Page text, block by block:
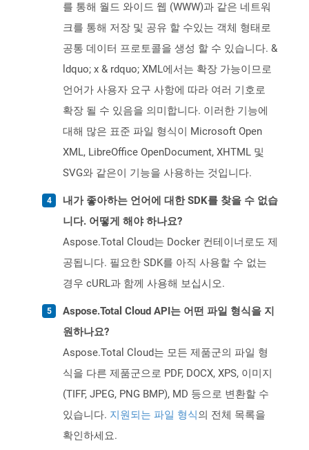
를 통해 월드 와이드 웹 (WWW)과 같은 네트워
크를 통해 저장 및 공유 할 수있는 객체 형태로
공통 데이터 프로토콜을 생성 할 수 있습니다. &
ldquo; x & rdquo; XML에서는 확장 가능이므로
언어가 사용자 요구 사항에 따라 여러 기호로
확장 될 수 있음을 의미합니다. 이러한 기능에
대해 많은 표준 파일 형식이 Microsoft Open
XML, LibreOffice OpenDocument, XHTML 및
SVG와 같은이 기능을 사용하는 것입니다.
내가 좋아하는 언어에 대한 SDK를 찾을 수 없습
니다. 어떻게 해야 하나요?
Aspose.Total Cloud는 Docker 컨테이너로도 제
공됩니다. 필요한 SDK를 아직 사용할 수 없는
경우 cURL과 함께 사용해 보십시오.
Aspose.Total Cloud API는 어떤 파일 형식을 지
원하나요?
Aspose.Total Cloud는 모든 제품군의 파일 형
식을 다른 제품군으로 PDF, DOCX, XPS, 이미지
(TIFF, JPEG, PNG BMP), MD 등으로 변환할 수
있습니다. 지원되는 파일 형식의 전체 목록을
확인하세요.